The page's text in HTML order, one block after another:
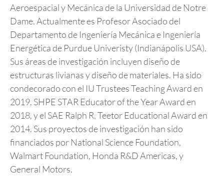
Aeroespacial y Mecánica de la Universidad de Notre
Dame. Actualmente es Profesor Asociado del
Departamento de Ingeniería Mecánica e Ingeniería
Energética de Purdue Univeristy (Indianápolis USA).
Sus áreas de investigación incluyen diseño de
estructuras livianas y diseño de materiales. Ha sido
condecorado con el IU Trustees Teaching Award en
2019, SHPE STAR Educator of the Year Award en
2018, y el SAE Ralph R. Teetor Educational Award en
2014. Sus proyectos de investigación han sido
financiados por National Science Foundation,
Walmart Foundation, Honda R&D Americas, y
General Motors.